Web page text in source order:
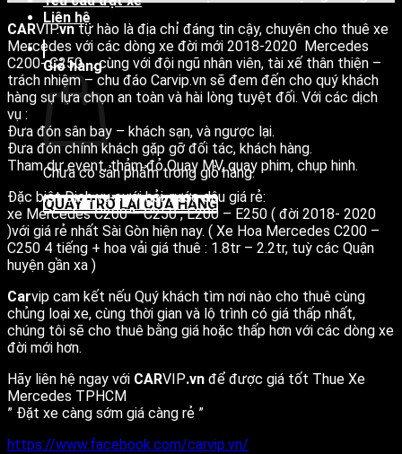
Liên hệ
Giỏ hàng
Chưa có sản phẩm trong giỏ hàng.
QUAY TRỞ LẠI CỬA HÀNG
CARVIP.vntự hào là địa chỉ đáng tin cậy, chuyên cho thuê xe
Mercedes với các dòng xe đời mới 2018-2020 Mercedes
C200- C250 … cùng với đội ngũ nhân viên, tài xế thân thiện –
trách nhiệm – chu đáo Carvip.vn sẽ đem đến cho quý khách
hàng sự lựa chọn an toàn và hài lòng tuyệt đối. Với các dịch
vụ :
Đưa đón sân bay – khách sạn, và ngược lại.
Đưa đón chính khách gặp gỡ đối tác, khách hàng.
Tham dự event, thảm đỏ Quay MV, quay phim, chụp hinh.
Đặc biêt Dịch vụ cưới hỏi, rước dâu giá rẻ:
xe Mercedes C200 – C250 , E200 – E250 ( đời 2018- 2020
)với giá rẻ nhất Sài Gòn hiện nay. ( Xe Hoa Mercedes C200 –
C250 4 tiếng + hoa vải giá thuê : 1.8tr – 2.2tr, tuỳ các Quận
huyện gần xa )
Carvip cam kết nếu Quý khách tìm nơi nào cho thuê cùng
chủng loại xe, cùng thời gian và lộ trình có giá thấp nhất,
chúng tôi sẽ cho thuê bằng giá hoặc thấp hơn với các dòng xe
đời mới hơn.
Hãy liên hệ ngay với CARVIP.vn để được giá tốt Thue Xe
Mercedes TPHCM
” Đặt xe càng sớm giá càng rẻ ”
https://www.facebook.com/carvip.vn/